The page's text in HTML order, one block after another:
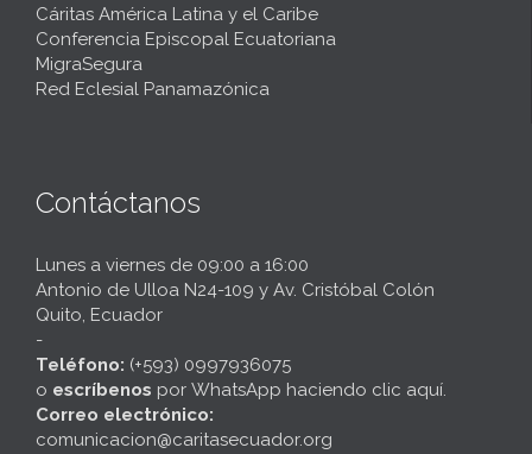
Cáritas América Latina y el Caribe
Conferencia Episcopal Ecuatoriana
MigraSegura
Red Eclesial Panamazónica
Contáctanos
Lunes a viernes de 09:00 a 16:00
Antonio de Ulloa N24-109 y Av. Cristóbal Colón
Quito, Ecuador
-
Teléfono: (+593) 0997936075
o escríbenos por WhatsApp haciendo clic aquí.
Correo electrónico:
comunicacion@caritasecuador.org